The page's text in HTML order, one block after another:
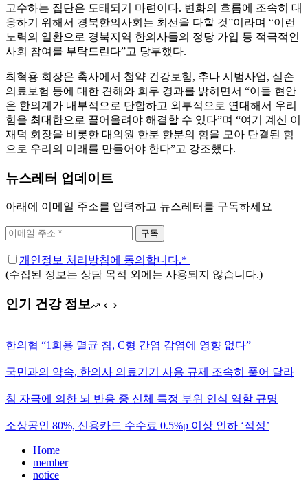
고수하는 집단은 도태되기 마련이다. 변화의 흐름에 조속히 대
응하기 위해서 경북한의사회는 최선을 다할 것”이라며 “이런
노력의 일환으로 경북지역 한의사들의 정당 가입 등 적극적인
사회 참여를 부탁드린다”고 당부했다.
최혁용 회장은 축사에서 첩약 건강보험, 추나 시범사업, 실손
의료보험 등에 대한 견해와 회무 경과를 밝히면서 “이들 현안
은 한의계가 내부적으로 단합하고 외부적으로 연대해서 우리
힘을 최대한으로 끌어올려야 해결할 수 있다”며 “여기 계신 이
재덕 회장을 비롯한 대의원 한분 한분의 힘을 모아 단결된 힘
으로 우리의 미래를 만들어야 한다”고 강조했다.
뉴스레터 업데이트
아래에 이메일 주소를 입력하고 뉴스레터를 구독하세요
구독
개인정보 처리방침에 동의합니다.*
(수집된 정보는 상담 목적 외에는 사용되지 않습니다.)
인기 건강 정보
한의협 “1회용 멸균 침, C형 간염 감염에 영향 없다”
국민과의 약속, 한의사 의료기기 사용 규제 조속히 풀어 달라
침 자극에 의한 뇌 반응 중 신체 특정 부위 인식 역할 규명
소상공인 80%, 신용카드 수수료 0.5%p 이상 인하 ‘적정’
Home
member
notice